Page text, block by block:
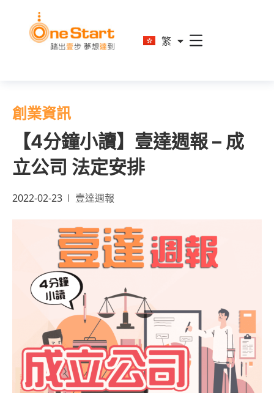
繁
简
創業資訊
【4分鐘小讀】壹達週報 – 成
立公司 法定安排
2022-02-23 壹達週報